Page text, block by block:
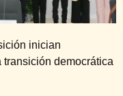
inician
democrática